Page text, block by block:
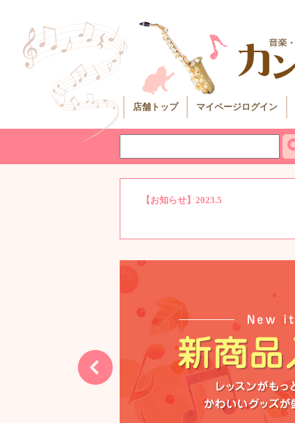
店舗トップ マイページログイン
【お知らせ】2023.5